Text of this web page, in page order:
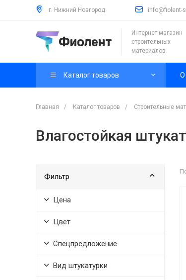
г. Нижний Новгород info@fiolent-
Интернет магазин
строительных
материалов
Каталог товаров О
Главная / Каталог товаров / Строительные
Влагостойкая
Фильтр
Цена
Цвет
Спецпредложение
Вид штукатурки